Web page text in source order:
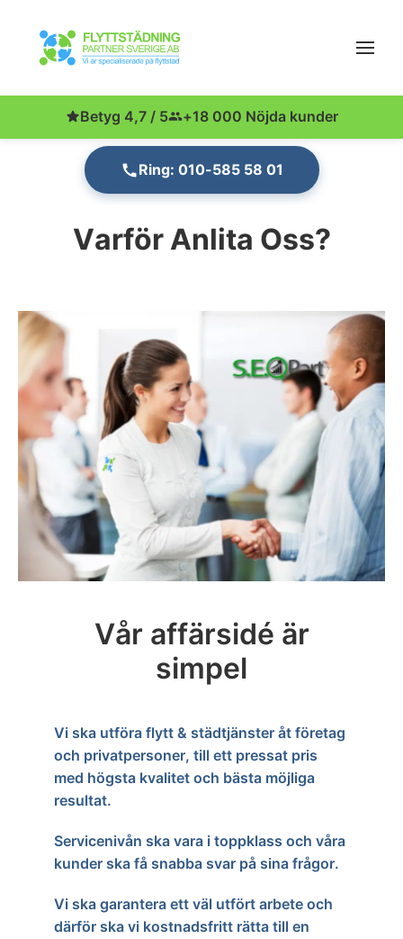
Betyg 4,7 / 5 +18 000 Nöjda kunder
Ring: 010-585 58 01
Varför Anlita Oss?
Vår affärsidé är
simpel
Vi ska utföra flytt & städtjänster åt företag
och privatpersoner, till ett pressat pris
med högsta kvalitet och bästa möjliga
resultat.
Servicenivån ska vara i toppklass och våra
kunder ska få snabba svar på sina frågor.
Vi ska garantera ett väl utfört arbete och
därför ska vi kostnadsfritt rätta till en